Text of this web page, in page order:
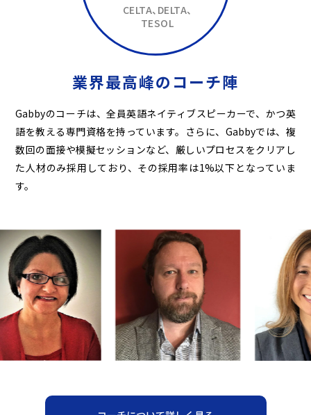
業界最高峰のコーチ陣
Gabbyのコーチは、全員英語ネイティブスピーカーで、かつ英
語を教える専門資格を持っています。 さらに、Gabbyでは、複
数回の面接や模擬セッションなど、厳しいプロセスをクリアし
た人材のみ採用しており、その採用率は1%以下となっていま
す。
CELTA、DELTA、
TESOL